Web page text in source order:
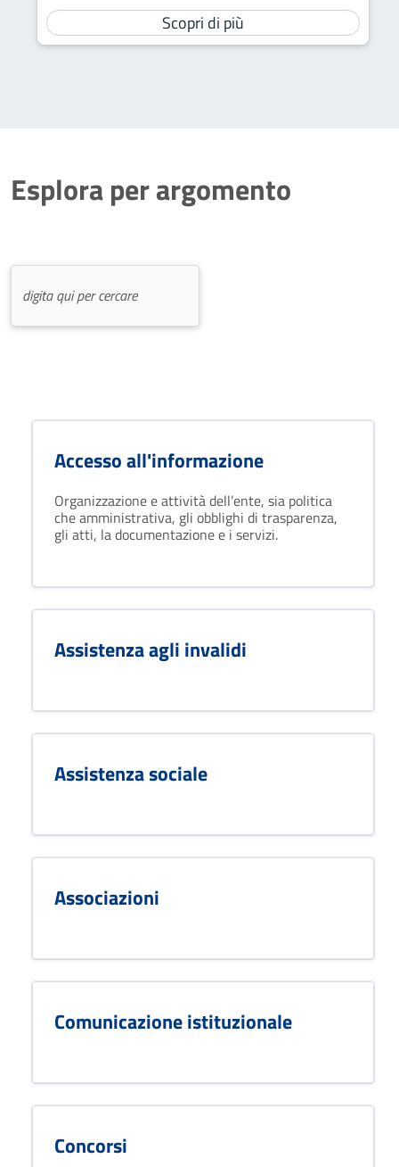
Scopri di più
Esplora per argomento
Accesso all'informazione
Organizzazione e attività dell’ente, sia politica
che amministrativa, gli obblighi di trasparenza,
gli atti, la documentazione e i servizi.
Assistenza agli invalidi
Assistenza sociale
Associazioni
Comunicazione istituzionale
Concorsi